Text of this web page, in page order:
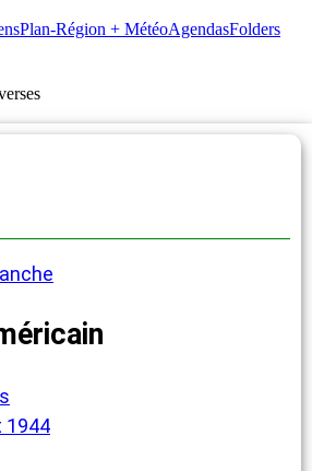
Plan-Région + MétéoAgendasFolders
1944